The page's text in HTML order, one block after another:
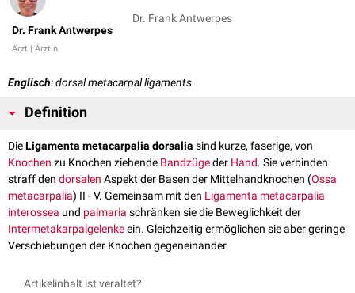
Dr. Frank Antwerpes
Arzt | Ärztin
Dr. Frank Antwerpes
Englisch: dorsal metacarpal ligaments
Definition
DieLigamenta metacarpalia dorsalia sind kurze, faserige, von
Knochen zu Knochen ziehende Bandzügeder Hand. Sie verbinden
straff den dorsalen Aspekt der Basen der Mittelhandknochen (Ossa
metacarpalia) II - V. Gemeinsam mit den Ligamenta metacarpalia
interossea und palmaria schränken sie die Beweglichkeit der
Intermetakarpalgelenkeein. Gleichzeitig ermöglichen sie aber geringe
Verschiebungen der Knochen gegeneinander.
Artikelinhalt ist veraltet?